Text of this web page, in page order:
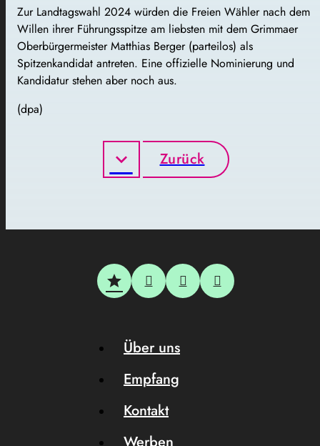
Zur Landtagswahl 2024 würden die Freien Wähler nach dem
Willen ihrer Führungsspitze am liebsten mit dem Grimmaer
Oberbürgermeister Matthias Berger (parteilos) als
Spitzenkandidat antreten. Eine offizielle Nominierung und
Kandidatur stehen aber noch aus.
(dpa)
Zurück
Über uns
Empfang
Kontakt